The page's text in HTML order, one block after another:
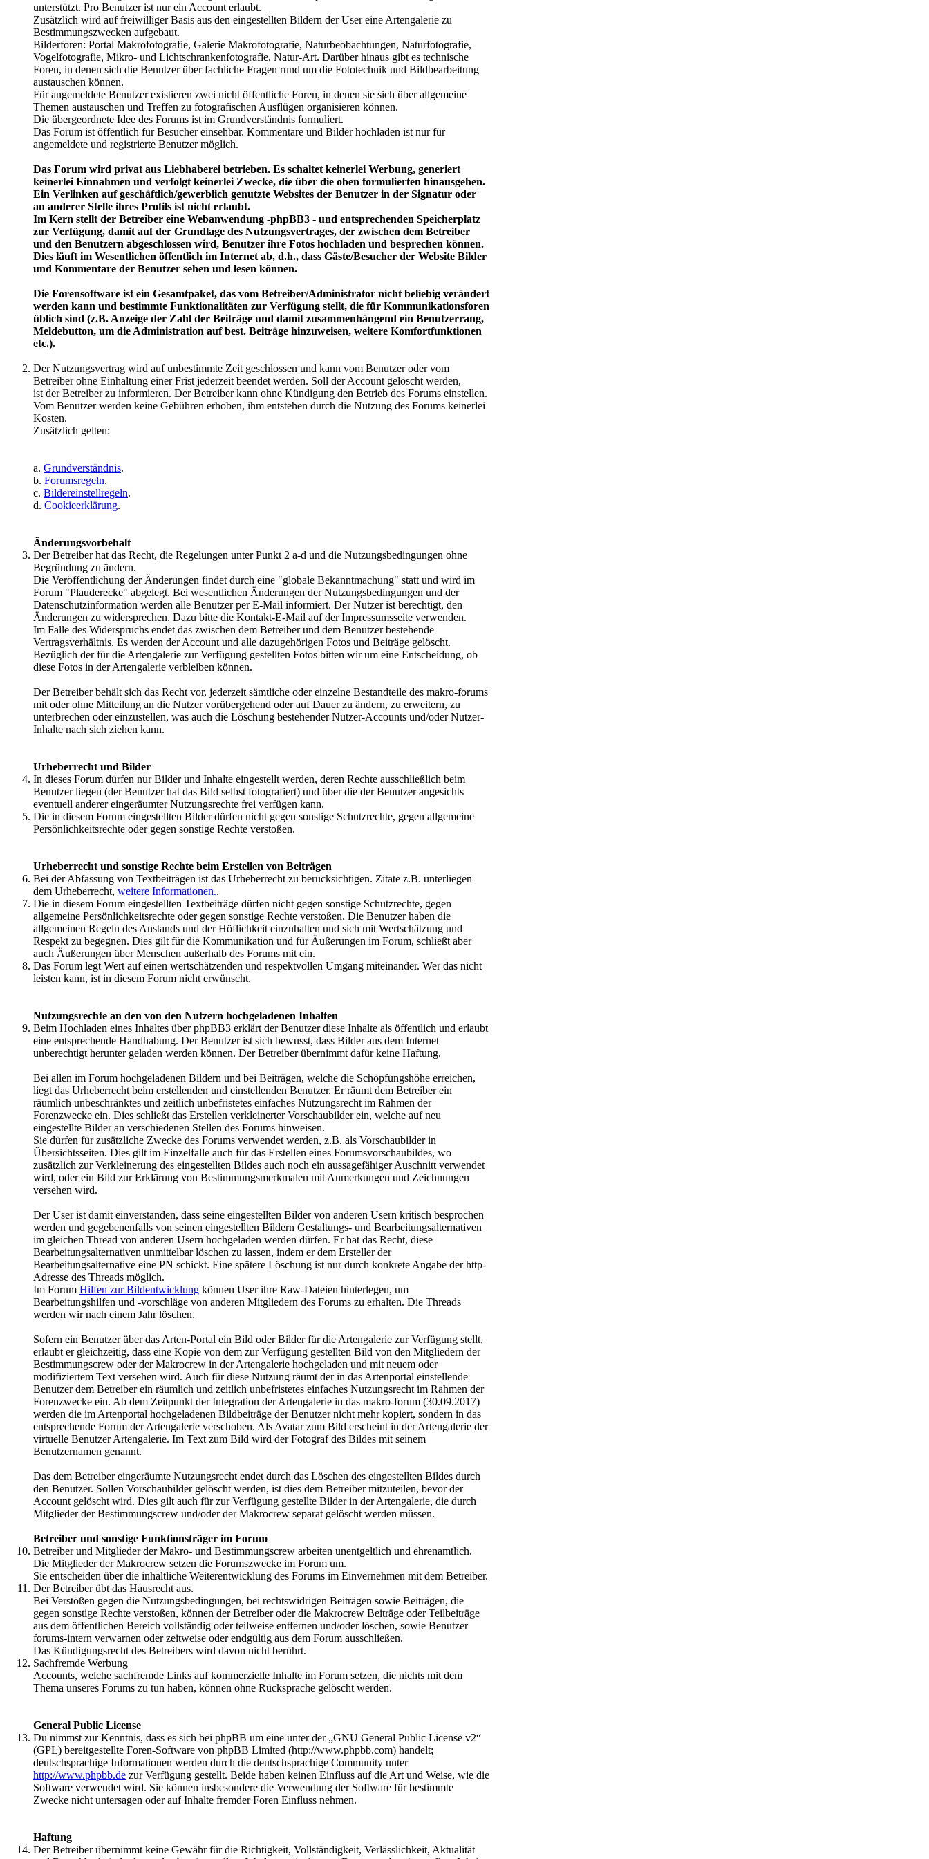
unterstützt. Pro Benutzer ist nur ein Account erlaubt.
Zusätzlich wird auf freiwilliger Basis aus den eingestellten Bildern der User eine Artengalerie zu
Bestimmungszwecken aufgebaut.
Bilderforen: Portal Makrofotografie, Galerie Makrofotografie, Naturbeobachtungen, Naturfotografie,
Vogelfotografie, Mikro- und Lichtschrankenfotografie, Natur-Art. Darüber hinaus gibt es technische
Foren, in denen sich die Benutzer über fachliche Fragen rund um die Fototechnik und Bildbearbeitung
austauschen können.
Für angemeldete Benutzer existieren zwei nicht öffentliche Foren, in denen sie sich über allgemeine
Themen austauschen und Treffen zu fotografischen Ausflügen organisieren können.
Die übergeordnete Idee des Forums ist im Grundverständnis formuliert.
Das Forum ist öffentlich für Besucher einsehbar. Kommentare und Bilder hochladen ist nur für
angemeldete und registrierte Benutzer möglich.
Das Forum wird privat aus Liebhaberei betrieben. Es schaltet keinerlei Werbung, generiert
keinerlei Einnahmen und verfolgt keinerlei Zwecke, die über die oben formulierten hinausgehen.
Ein Verlinken auf geschäftlich/gewerblich genutzte Websites der Benutzer in der Signatur oder
an anderer Stelle ihres Profils ist nicht erlaubt.
Im Kern stellt der Betreiber eine Webanwendung -phpBB3 - und entsprechenden Speicherplatz
zur Verfügung, damit auf der Grundlage des Nutzungsvertrages, der zwischen dem Betreiber
und den Benutzern abgeschlossen wird, Benutzer ihre Fotos hochladen und besprechen können.
Dies läuft im Wesentlichen öffentlich im Internet ab, d.h., dass Gäste/Besucher der Website Bilder
und Kommentare der Benutzer sehen und lesen können.
Die Forensoftware ist ein Gesamtpaket, das vom Betreiber/Administrator nicht beliebig verändert
werden kann und bestimmte Funktionalitäten zur Verfügung stellt, die für Kommunikationsforen
üblich sind (z.B. Anzeige der Zahl der Beiträge und damit zusammenhängend ein Benutzerrang,
Meldebutton, um die Administration auf best. Beiträge hinzuweisen, weitere Komfortfunktionen
etc.).
Der Nutzungsvertrag wird auf unbestimmte Zeit geschlossen und kann vom Benutzer oder vom
Betreiber ohne Einhaltung einer Frist jederzeit beendet werden. Soll der Account gelöscht werden,
ist der Betreiber zu informieren. Der Betreiber kann ohne Kündigung den Betrieb des Forums einstellen.
Vom Benutzer werden keine Gebühren erhoben, ihm entstehen durch die Nutzung des Forums keinerlei
Kosten.
Zusätzlich gelten:
a. Grundverständnis.
b. Forumsregeln.
c. Bildereinstellregeln.
d. Cookieerklärung.
Änderungsvorbehalt
Der Betreiber hat das Recht, die Regelungen unter Punkt 2 a-d und die Nutzungsbedingungen ohne
Begründung zu ändern.
Die Veröffentlichung der Änderungen findet durch eine "globale Bekanntmachung" statt und wird im
Forum "Plauderecke" abgelegt. Bei wesentlichen Änderungen der Nutzungsbedingungen und der
Datenschutzinformation werden alle Benutzer per E-Mail informiert. Der Nutzer ist berechtigt, den
Änderungen zu widersprechen. Dazu bitte die Kontakt-E-Mail auf der Impressumsseite verwenden.
Im Falle des Widerspruchs endet das zwischen dem Betreiber und dem Benutzer bestehende
Vertragsverhältnis. Es werden der Account und alle dazugehörigen Fotos und Beiträge gelöscht.
Bezüglich der für die Artengalerie zur Verfügung gestellten Fotos bitten wir um eine Entscheidung, ob
diese Fotos in der Artengalerie verbleiben können.
Der Betreiber behält sich das Recht vor, jederzeit sämtliche oder einzelne Bestandteile des makro-forums
mit oder ohne Mitteilung an die Nutzer vorübergehend oder auf Dauer zu ändern, zu erweitern, zu
unterbrechen oder einzustellen, was auch die Löschung bestehender Nutzer-Accounts und/oder Nutzer-
Inhalte nach sich ziehen kann.
Urheberrecht und Bilder
In dieses Forum dürfen nur Bilder und Inhalte eingestellt werden, deren Rechte ausschließlich beim
Benutzer liegen (der Benutzer hat das Bild selbst fotografiert) und über die der Benutzer angesichts
eventuell anderer eingeräumter Nutzungsrechte frei verfügen kann.
Die in diesem Forum eingestellten Bilder dürfen nicht gegen sonstige Schutzrechte, gegen allgemeine
Persönlichkeitsrechte oder gegen sonstige Rechte verstoßen.
Urheberrecht und sonstige Rechte beim Erstellen von Beiträgen
Bei der Abfassung von Textbeiträgen ist das Urheberrecht zu berücksichtigen. Zitate z.B. unterliegen
dem Urheberrecht, weitere Informationen..
Die in diesem Forum eingestellten Textbeiträge dürfen nicht gegen sonstige Schutzrechte, gegen
allgemeine Persönlichkeitsrechte oder gegen sonstige Rechte verstoßen. Die Benutzer haben die
allgemeinen Regeln des Anstands und der Höflichkeit einzuhalten und sich mit Wertschätzung und
Respekt zu begegnen. Dies gilt für die Kommunikation und für Äußerungen im Forum, schließt aber
auch Äußerungen über Menschen außerhalb des Forums mit ein.
Das Forum legt Wert auf einen wertschätzenden und respektvollen Umgang miteinander. Wer das nicht
leisten kann, ist in diesem Forum nicht erwünscht.
Nutzungsrechte an den von den Nutzern hochgeladenen Inhalten
Beim Hochladen eines Inhaltes über phpBB3 erklärt der Benutzer diese Inhalte als öffentlich und erlaubt
eine entsprechende Handhabung. Der Benutzer ist sich bewusst, dass Bilder aus dem Internet
unberechtigt herunter geladen werden können. Der Betreiber übernimmt dafür keine Haftung.
Bei allen im Forum hochgeladenen Bildern und bei Beiträgen, welche die Schöpfungshöhe erreichen,
liegt das Urheberrecht beim erstellenden und einstellenden Benutzer. Er räumt dem Betreiber ein
räumlich unbeschränktes und zeitlich unbefristetes einfaches Nutzungsrecht im Rahmen der
Forenzwecke ein. Dies schließt das Erstellen verkleinerter Vorschaubilder ein, welche auf neu
eingestellte Bilder an verschiedenen Stellen des Forums hinweisen.
Sie dürfen für zusätzliche Zwecke des Forums verwendet werden, z.B. als Vorschaubilder in
Übersichtsseiten. Dies gilt im Einzelfalle auch für das Erstellen eines Forumsvorschaubildes, wo
zusätzlich zur Verkleinerung des eingestellten Bildes auch noch ein aussagefähiger Auschnitt verwendet
wird, oder ein Bild zur Erklärung von Bestimmungsmerkmalen mit Anmerkungen und Zeichnungen
versehen wird.
Der User ist damit einverstanden, dass seine eingestellten Bilder von anderen Usern kritisch besprochen
werden und gegebenenfalls von seinen eingestellten Bildern Gestaltungs- und Bearbeitungsalternativen
im gleichen Thread von anderen Usern hochgeladen werden dürfen. Er hat das Recht, diese
Bearbeitungsalternativen unmittelbar löschen zu lassen, indem er dem Ersteller der
Bearbeitungsalternative eine PN schickt. Eine spätere Löschung ist nur durch konkrete Angabe der http-
Adresse des Threads möglich.
Im Forum Hilfen zur Bildentwicklung können User ihre Raw-Dateien hinterlegen, um
Bearbeitungshilfen und -vorschläge von anderen Mitgliedern des Forums zu erhalten. Die Threads
werden wir nach einem Jahr löschen.
Sofern ein Benutzer über das Arten-Portal ein Bild oder Bilder für die Artengalerie zur Verfügung stellt,
erlaubt er gleichzeitig, dass eine Kopie von dem zur Verfügung gestellten Bild von den Mitgliedern der
Bestimmungscrew oder der Makrocrew in der Artengalerie hochgeladen und mit neuem oder
modifiziertem Text versehen wird. Auch für diese Nutzung räumt der in das Artenportal einstellende
Benutzer dem Betreiber ein räumlich und zeitlich unbefristetes einfaches Nutzungsrecht im Rahmen der
Forenzwecke ein. Ab dem Zeitpunkt der Integration der Artengalerie in das makro-forum (30.09.2017)
werden die im Artenportal hochgeladenen Bildbeiträge der Benutzer nicht mehr kopiert, sondern in das
entsprechende Forum der Artengalerie verschoben. Als Avatar zum Bild erscheint in der Artengalerie der
virtuelle Benutzer Artengalerie. Im Text zum Bild wird der Fotograf des Bildes mit seinem
Benutzernamen genannt.
Das dem Betreiber eingeräumte Nutzungsrecht endet durch das Löschen des eingestellten Bildes durch
den Benutzer. Sollen Vorschaubilder gelöscht werden, ist dies dem Betreiber mitzuteilen, bevor der
Account gelöscht wird. Dies gilt auch für zur Verfügung gestellte Bilder in der Artengalerie, die durch
Mitglieder der Bestimmungscrew und/oder der Makrocrew separat gelöscht werden müssen.
Betreiber und sonstige Funktionsträger im Forum
Betreiber und Mitglieder der Makro- und Bestimmungscrew arbeiten unentgeltlich und ehrenamtlich.
Die Mitglieder der Makrocrew setzen die Forumszwecke im Forum um.
Sie entscheiden über die inhaltliche Weiterentwicklung des Forums im Einvernehmen mit dem Betreiber.
Der Betreiber übt das Hausrecht aus.
Bei Verstößen gegen die Nutzungsbedingungen, bei rechtswidrigen Beiträgen sowie Beiträgen, die
gegen sonstige Rechte verstoßen, können der Betreiber oder die Makrocrew Beiträge oder Teilbeiträge
aus dem öffentlichen Bereich vollständig oder teilweise entfernen und/oder löschen, sowie Benutzer
forums-intern verwarnen oder zeitweise oder endgültig aus dem Forum ausschließen.
Das Kündigungsrecht des Betreibers wird davon nicht berührt.
Sachfremde Werbung
Accounts, welche sachfremde Links auf kommerzielle Inhalte im Forum setzen, die nichts mit dem
Thema unseres Forums zu tun haben, können ohne Rücksprache gelöscht werden.
General Public License
Du nimmst zur Kenntnis, dass es sich bei phpBB um eine unter der „GNU General Public License v2“
(GPL) bereitgestellte Foren-Software von phpBB Limited (http://www.phpbb.com) handelt;
deutschsprachige Informationen werden durch die deutschsprachige Community unter
http://www.phpbb.de zur Verfügung gestellt. Beide haben keinen Einfluss auf die Art und Weise, wie die
Software verwendet wird. Sie können insbesondere die Verwendung der Software für bestimmte
Zwecke nicht untersagen oder auf Inhalte fremder Foren Einfluss nehmen.
Haftung
Der Betreiber übernimmt keine Gewähr für die Richtigkeit, Vollständigkeit, Verlässlichkeit, Aktualität